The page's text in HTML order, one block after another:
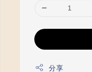
分享